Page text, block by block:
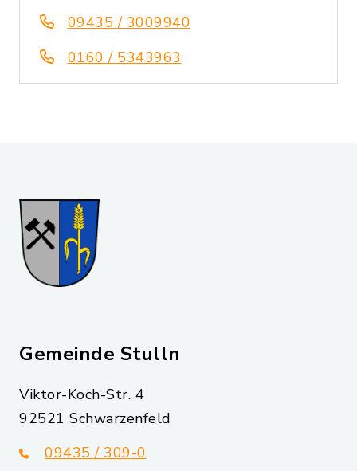
09435 / 3009940
0160 / 5343963
Gemeinde Stulln
Viktor-Koch-Str. 4
92521 Schwarzenfeld
09435 / 309-0